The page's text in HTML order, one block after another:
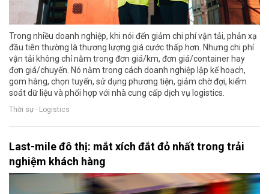
Trong nhiều doanh nghiệp, khi nói đến giảm chi phí vận tải, phản xạ
đầu tiên thường là thương lượng giá cước thấp hơn. Nhưng chi phí
vận tải không chỉ nằm trong đơn giá/km, đơn giá/container hay
đơn giá/chuyến. Nó nằm trong cách doanh nghiệp lập kế hoạch,
gom hàng, chọn tuyến, sử dụng phương tiện, giảm chờ đợi, kiểm
soát dữ liệu và phối hợp với nhà cung cấp dịch vụ logistics.
Thời sự - Logistics
Last-mile đô thị: mắt xích đắt đỏ nhất trong trải
nghiệm khách hàng